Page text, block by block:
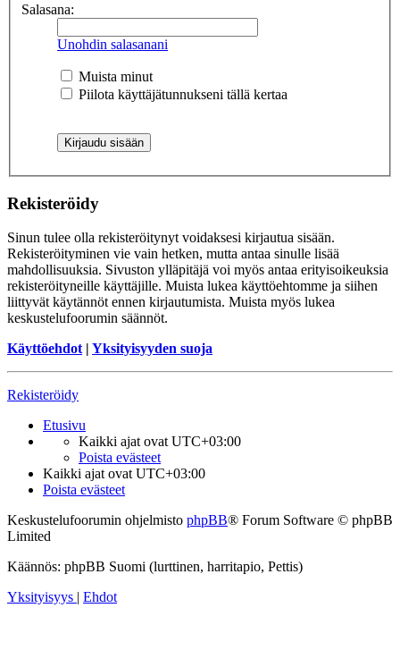
Salasana:
Unohdin salasanani
Muista minut
Piilota käyttäjätunnukseni tällä kertaa
Rekisteröidy
Sinun tulee olla rekisteröitynyt voidaksesi kirjautua sisään.
Rekisteröityminen vie vain hetken, mutta antaa sinulle lisää
mahdollisuuksia. Sivuston ylläpitäjä voi myös antaa erityisoikeuksia
rekisteröityneille käyttäjille. Muista lukea käyttöehtomme ja siihen
liittyvät käytännöt ennen kirjautumista. Muista myös lukea
keskustelufoorumin säännöt.
Käyttöehdot | Yksityisyyden suoja
Rekisteröidy
Etusivu
Kaikki ajat ovat UTC+03:00
Poista evästeet
Kaikki ajat ovat UTC+03:00
Poista evästeet
Keskustelufoorumin ohjelmisto phpBB® Forum Software © phpBB
Limited
Käännös: phpBB Suomi (lurttinen, harritapio, Pettis)
Yksityisyys | Ehdot